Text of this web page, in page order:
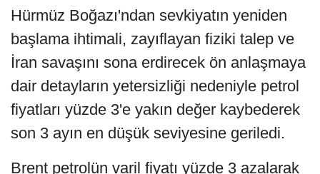
Hürmüz Boğazı'ndan sevkiyatın yeniden
başlama ihtimali, zayıflayan fiziki talep ve
İran savaşını sona erdirecek ön anlaşmaya
dair detayların yetersizliği nedeniyle petrol
fiyatları yüzde 3'e yakın değer kaybederek
son 3 ayın en düşük seviyesine geriledi.
Brent petrolün varil fiyatı yüzde 3 azalarak